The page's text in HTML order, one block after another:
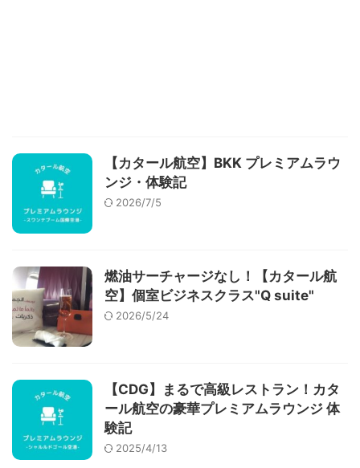
【カタール航空】BKK プレミアムラウ
ンジ・体験記
2026/7/5
燃油サーチャージなし！【カタール航
空】個室ビジネスクラス"Q suite"
2026/5/24
【CDG】まるで高級レストラン！カタ
ール航空の豪華プレミアムラウンジ 体
験記
2025/4/13